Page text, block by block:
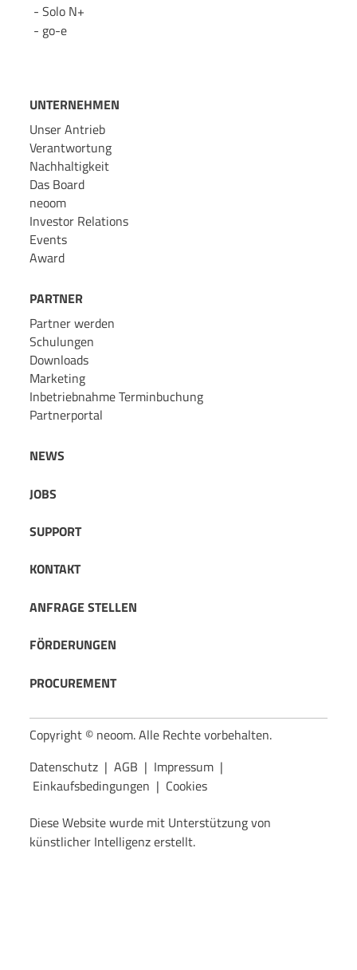
Solo N+
go-e
UNTERNEHMEN
Unser Antrieb
Verantwortung
Nachhaltigkeit
Das Board
neoom
Investor Relations
Events
Award
PARTNER
Partner werden
Schulungen
Downloads
Marketing
Inbetriebnahme Terminbuchung
Partnerportal
NEWS
JOBS
SUPPORT
KONTAKT
ANFRAGE STELLEN
FÖRDERUNGEN
PROCUREMENT
Copyright © neoom. Alle Rechte vorbehalten.
Datenschutz| AGB | Impressum|
Einkaufsbedingungen | Cookies
Diese Website wurde mit Unterstützung von
künstlicher Intelligenz erstellt.